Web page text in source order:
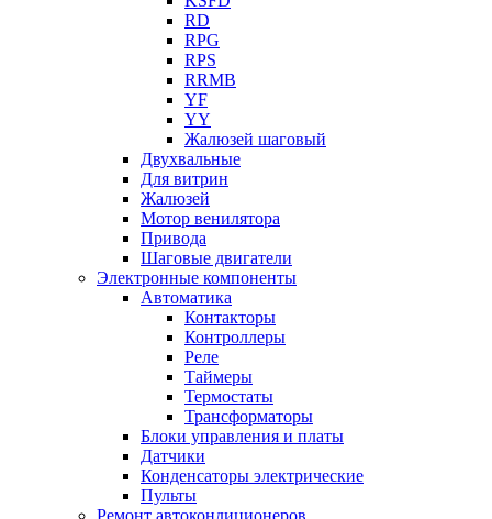
RD
RPG
RPS
RRMB
YF
YY
Жалюзей шаговый
Двухвальные
Для витрин
Жалюзей
Мотор венилятора
Привода
Шаговые двигатели
Электронные компоненты
Автоматика
Контакторы
Контроллеры
Реле
Таймеры
Термостаты
Трансформаторы
Блоки управления и платы
Датчики
Конденсаторы электрические
Пульты
Ремонт автокондиционеров